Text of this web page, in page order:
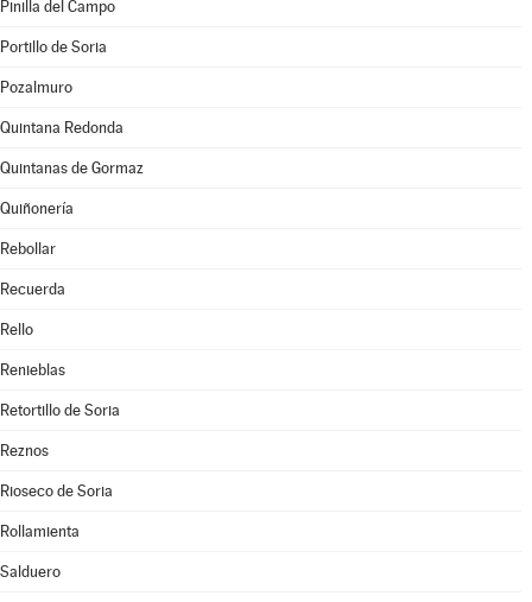
Pinilla del Campo
Portillo de Soria
Pozalmuro
Quintana Redonda
Quintanas de Gormaz
Quiñonería
Rebollar
Recuerda
Rello
Renieblas
Retortillo de Soria
Reznos
Rioseco de Soria
Rollamienta
Salduero